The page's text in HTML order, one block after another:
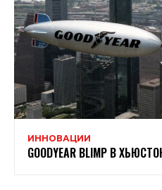
ИННОВАЦИИ
GOODYEAR BLIMP В